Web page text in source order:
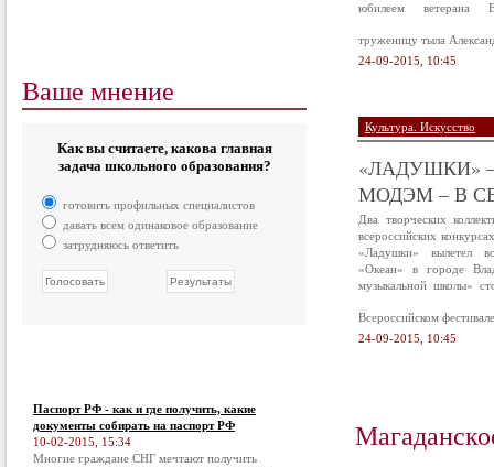
Ваше мнение
Как вы считаете, какова главная
задача школьного образования?
готовить профильных специалистов
давать всем одинаковое образование
затрудняюсь ответить
Паспорт РФ - как и где получить, какие
документы собирать на паспорт РФ
10-02-2015, 15:34
Многие граждане СНГ мечтают получить
юбилеем ветерана
труженицу тыла
24-09-2015, 10:45
Культура. Искусство
«ЛАДУШКИ»
МОДЭМ – В
Два творческих
всероссийских
«Ладушки» вылетел
«Океан» в городе
музыкальной школы»
Всероссийском
24-09-2015, 10:45